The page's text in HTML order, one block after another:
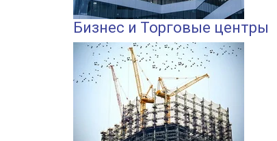
Бизнес и Торговые центры